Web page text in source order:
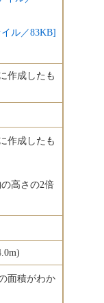
ル／83KB]
作成したも
作成したも
高さの2倍
面積がわか